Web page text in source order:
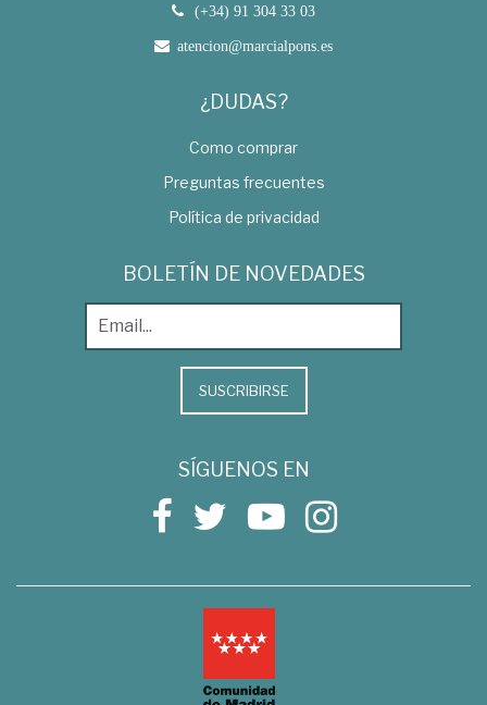
(+34) 91 304 33 03
atencion@marcialpons.es
¿DUDAS?
Como comprar
Preguntas frecuentes
Política de privacidad
BOLETÍN DE NOVEDADES
SUSCRIBIRSE
SÍGUENOS EN